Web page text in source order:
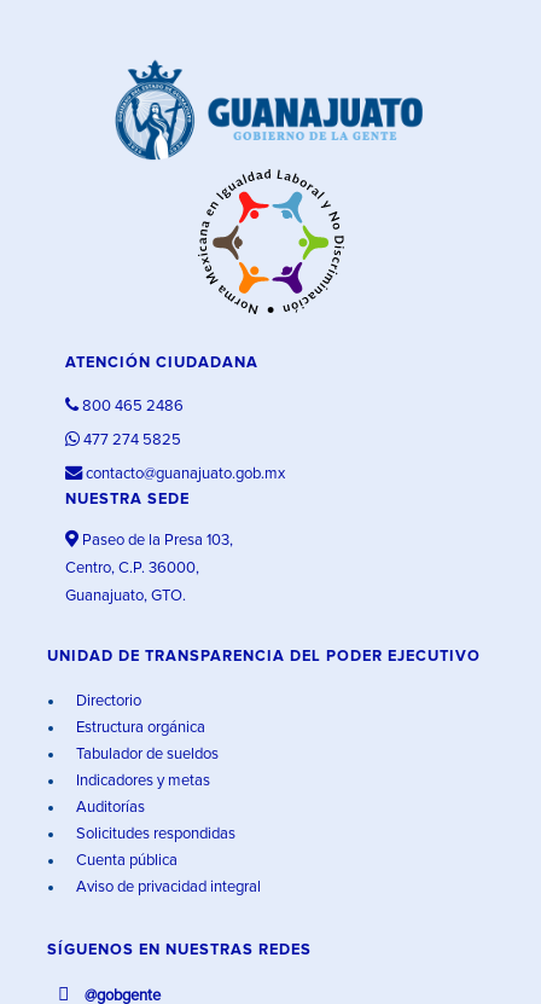
ATENCIÓN CIUDADANA
800 465 2486
477 274 5825
contacto@guanajuato.gob.mx
NUESTRA SEDE
Paseo de la Presa 103,
Centro, C.P. 36000,
Guanajuato, GTO.
UNIDAD DE TRANSPARENCIA DEL PODER EJECUTIVO
Directorio
Estructura orgánica
Tabulador de sueldos
Indicadores y metas
Auditorías
Solicitudes respondidas
Cuenta pública
Aviso de privacidad integral
SÍGUENOS EN NUESTRAS REDES
@gobgente